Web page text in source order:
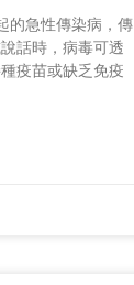
的急性傳染病，傳
話時，病毒可透
疫苗或缺乏免疫